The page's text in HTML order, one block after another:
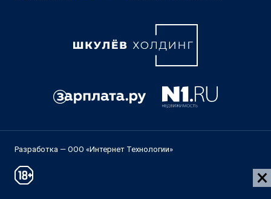
Разработка — ООО «Интернет Технологии»